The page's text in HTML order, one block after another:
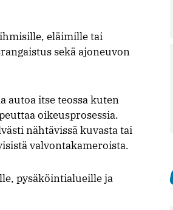
eläimille tai
sekä ajoneuvon
autoa itse teossa kuten
oikeusprosessia.
nähtävissä kuvasta tai
valvontakameroista.
pysäköintialueille ja